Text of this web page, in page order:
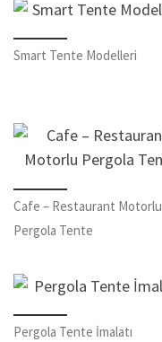
Smart Tente Modelleri
Cafe – Restaurant Motorlu
Pergola Tente
Pergola Tente İmalatı